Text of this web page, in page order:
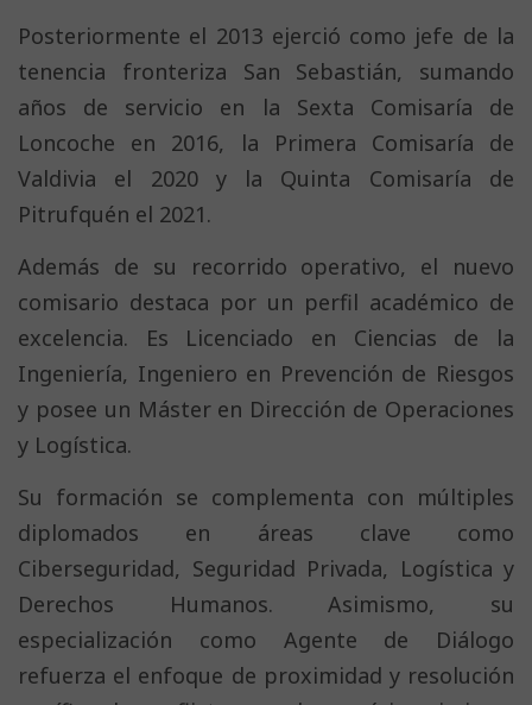
Posteriormente el 2013 ejerció como jefe de la
tenencia fronteriza San Sebastián, sumando
años de servicio en la Sexta Comisaría de
Loncoche en 2016, la Primera Comisaría de
Valdivia el 2020 y la Quinta Comisaría de
Pitrufquén el 2021.
Además de su recorrido operativo, el nuevo
comisario destaca por un perfil académico de
excelencia. Es Licenciado en Ciencias de la
Ingeniería, Ingeniero en Prevención de Riesgos
y posee un Máster en Dirección de Operaciones
y Logística.
Su formación se complementa con múltiples
diplomados en áreas clave como
Ciberseguridad, Seguridad Privada, Logística y
Derechos Humanos. Asimismo, su
especialización como Agente de Diálogo
refuerza el enfoque de proximidad y resolución